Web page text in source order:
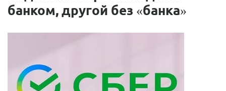
банком, другой без «банка»